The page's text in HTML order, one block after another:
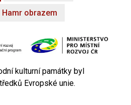
Hamr obrazem
kulturní památky byl
Evropské unie.